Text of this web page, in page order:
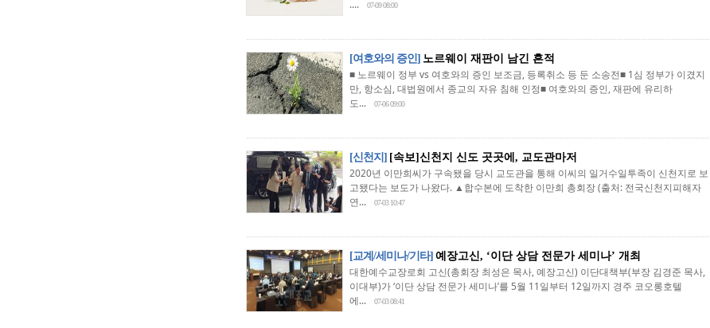
....
07-09 08:00
[여호와의 증인] 노르웨이 재판이 남긴 흔적
■ 노르웨이 정부 vs 여호와의 증인 보조금, 등록취소 등 둔 소송전■ 1심 정부가 이겼지
만, 항소심, 대법원에서 종교의 자유 침해 인정■ 여호와의 증인, 재판에 유리하
도...
07-06 09:00
[신천지] [속보]신천지 신도 곳곳에, 교도관마저
2020년 이만희씨가 구속됐을 당시 교도관을 통해 이씨의 일거수일투족이 신천지로 보
고됐다는 보도가 나왔다. ▲합수본에 도착한 이만희 총회장 (출처: 전국신천지피해자
연...
07-03 10:47
[교계/세미나/기타] 예장고신, ‘이단 상담 전문가 세미나’ 개최
대한예수교장로회 고신(총회장 최성은 목사, 예장고신) 이단대책부(부장 김경준 목사,
이대부)가 ‘이단 상담 전문가 세미나’를 5월 11일부터 12일까지 경주 코오롱호텔
에...
07-03 08:41